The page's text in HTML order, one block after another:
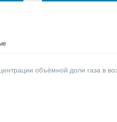
объёмной доли газа в